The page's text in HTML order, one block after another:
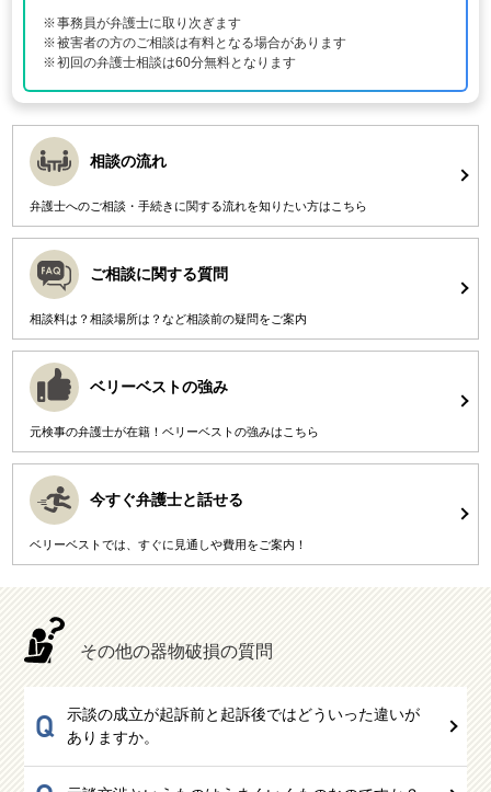
事務員が弁護士に取り次ぎます
被害者の方のご相談は有料となる場合があります
初回の弁護士相談は60分無料となります
相談の流れ
弁護士へのご相談・手続きに関する流れを知りたい方はこちら
ご相談に関する質問
相談料は？相談場所は？など相談前の疑問をご案内
ベリーベストの強み
元検事の弁護士が在籍！ベリーベストの強みはこちら
今すぐ弁護士と話せる
ベリーベストでは、すぐに見通しや費用をご案内！
その他の器物破損の質問
Q
示談の成立が起訴前と起訴後ではどういった違いが
ありますか。